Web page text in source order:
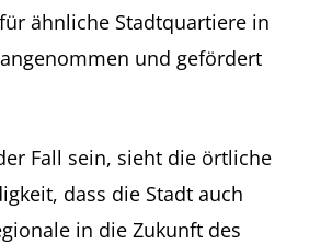
ähnliche Stadtquartiere in
und gefördert
Fall sein, sieht die örtliche
dass die Stadt auch
in die Zukunft des